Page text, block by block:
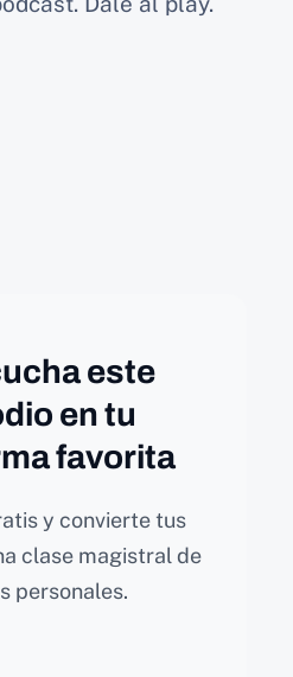
este
en tu
favorita
y convierte tus
clase magistral de
personales.